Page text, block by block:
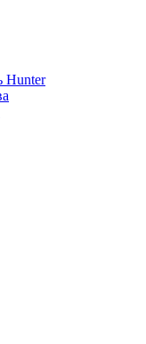
Hunter